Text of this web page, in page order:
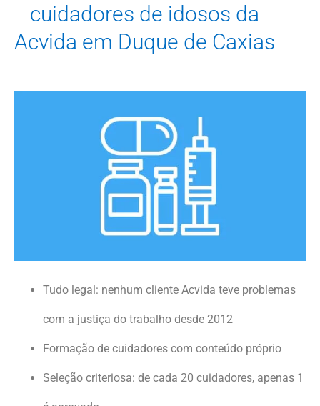
cuidadores de idosos da
Acvida em Duque de Caxias
Tudo legal: nenhum cliente Acvida teve problemas
com a justiça do trabalho desde 2012
Formação de cuidadores com conteúdo próprio
Seleção criteriosa: de cada 20 cuidadores, apenas 1